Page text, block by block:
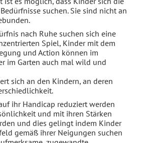
suchen. Sie sind nicht an
nach Ruhe suchen sich eine
Spiel, Kinder mit dem
und Action können im
im Garten auch mal wild und
sich an den Kindern, an deren
ihr Handicap reduziert werden
und mit ihren Stärken
und dies gelingt indem Kinder
gemäß ihrer Neigungen suchen